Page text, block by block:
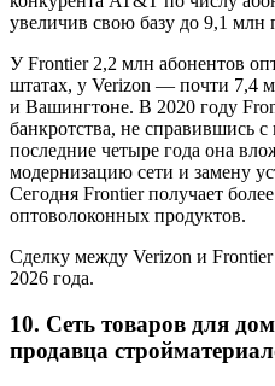
увеличив свою базу до 9,1
У Frontier 2,2 млн абонентов
штатах, у Verizon — почти 7,4
и Вашингтоне. В 2020 году
банкротства, не справившись
последние четыре года она
модернизацию сети и замену
Сегодня Frontier получает
оптоволоконных продуктов.
Сделку между Verizon и Frontier
2026 года.
10. Сеть товаров для
продавца